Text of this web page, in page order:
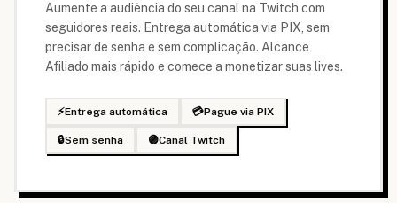
Aumente a audiência do seu canal na Twitch com
seguidores reais. Entrega automática via PIX, sem
precisar de senha e sem complicação. Alcance
Afiliado mais rápido e comece a monetizar suas lives.
⚡Entrega automática 💳Pague via PIX
🔒Sem senha 🟣Canal Twitch